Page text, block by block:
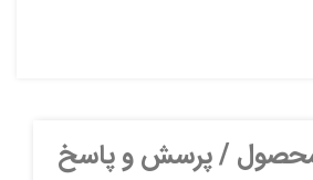
محصول / پرسش و پاسخ